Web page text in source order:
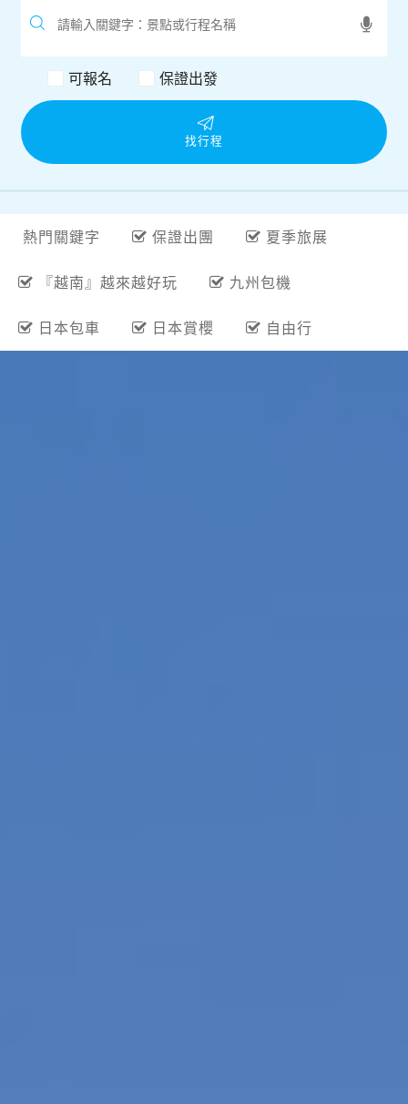
可報名 保證出發
找行程
熱門關鍵字 保證出團 夏季旅展
『越南』越來越好玩 九州包機
日本包車 日本賞櫻 自由行